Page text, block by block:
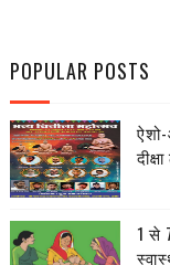
POPULAR POSTS
1 से